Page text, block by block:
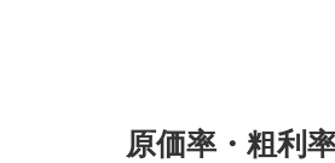
原価率・粗利